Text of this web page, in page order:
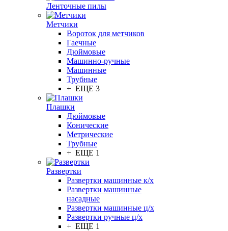
Ленточные пилы
Метчики
Вороток для метчиков
Гаечные
Дюймовые
Машинно-ручные
Машинные
Трубные
+ ЕЩЕ 3
Плашки
Дюймовые
Конические
Метрические
Трубные
+ ЕЩЕ 1
Развертки
Развертки машинные к/х
Развертки машинные
насадные
Развертки машинные ц/х
Развертки ручные ц/х
+ ЕЩЕ 1